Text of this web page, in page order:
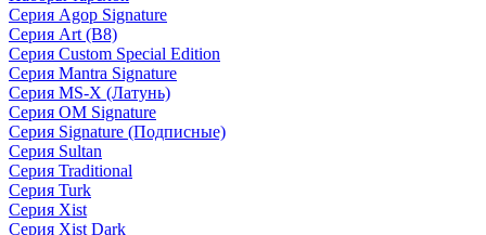
Серия Agop Signature
Серия Art (B8)
Серия Custom Special Edition
Серия Mantra Signature
Серия MS-X (Латунь)
Серия OM Signature
Серия Signature (Подписные)
Серия Sultan
Серия Traditional
Серия Turk
Серия Xist
Серия Xist Dark